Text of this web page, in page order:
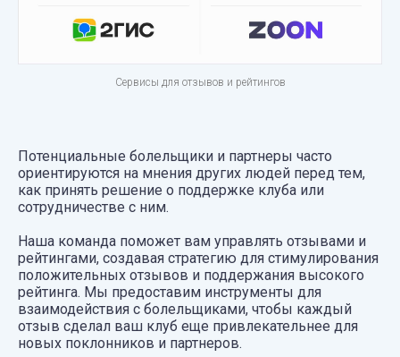
Сервисы для отзывов и рейтингов
Потенциальные болельщики и партнеры часто
ориентируются на мнения других людей перед тем,
как принять решение о поддержке клуба или
сотрудничестве с ним.
Наша команда поможет вам управлять отзывами и
рейтингами, создавая стратегию для стимулирования
положительных отзывов и поддержания высокого
рейтинга. Мы предоставим инструменты для
взаимодействия с болельщиками, чтобы каждый
отзыв сделал ваш клуб еще привлекательнее для
новых поклонников и партнеров.